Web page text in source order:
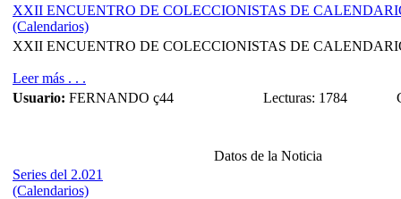
XXII ENCUENTRO DE COLECCIONISTAS DE
(Calendarios)
XXII ENCUENTRO DE COLECCIONISTAS DE
Leer más . . .
Usuario: FERNANDO ç44 Lecturas: 1784
Datos de la Noticia
Series del 2.021
(Calendarios)